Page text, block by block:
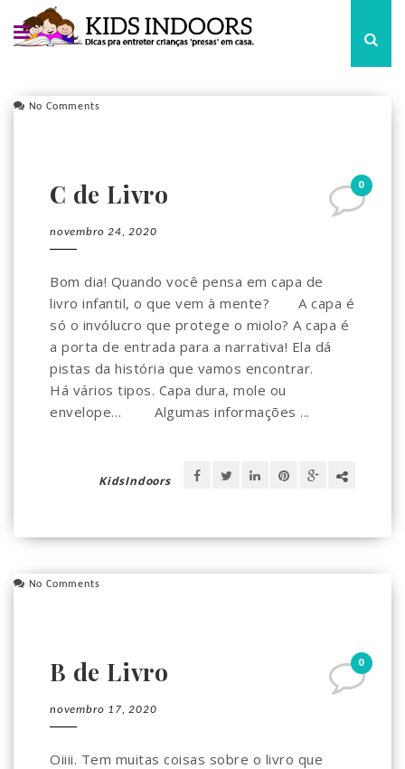
No Comments
0
C de Livro
novembro 24, 2020
Bom dia! Quando você pensa em capa de
livro infantil, o que vem à mente?⠀ ⠀ A capa é
só o invólucro que protege o miolo? A capa é
a porta de entrada para a narrativa! Ela dá
pistas da história que vamos encontrar.⠀ ⠀
Há vários tipos. Capa dura, mole ou
envelope… ⠀ ⠀ Algumas informações ...
KidsIndoors
No Comments
0
B de Livro
novembro 17, 2020
Oiiii. Tem muitas coisas sobre o livro que